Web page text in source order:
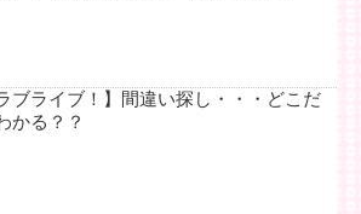
ラブライブ！】間違い探し・・・どこだ
かる？？